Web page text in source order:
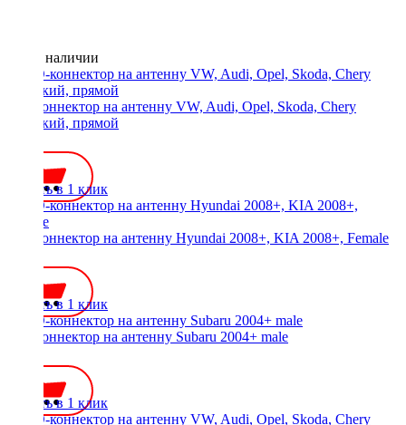
Нет в наличии
ISO-коннектор на антенну VW, Audi, Opel, Skoda, Chery
короткий, прямой
Купить в 1 клик
ISO-коннектор на антенну Hyundai 2008+, KIA 2008+, Female
Купить в 1 клик
ISO-коннектор на антенну Subaru 2004+ male
Купить в 1 клик